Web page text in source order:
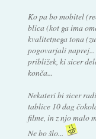
Ko pa bo mobitel
blica (kot ga ima
kvalitetnega tona
pogovarjali
približek, ki sicer
konča...
Nekateri bi sicer
tablice 10 dag
filme, in z njo malo
Ne bo šlo...